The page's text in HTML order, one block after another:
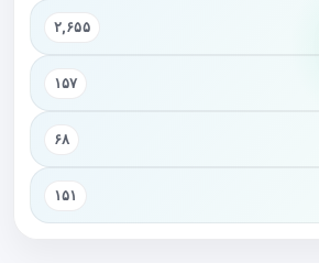
۲,۶۵۵
۱۵۷
۶۸
۱۵۱